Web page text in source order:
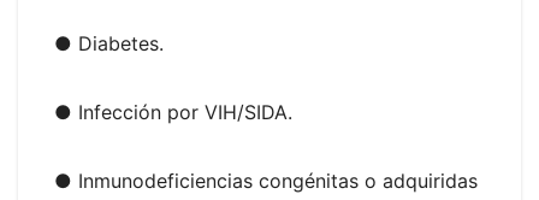
● Diabetes.
● Infección por VIH/SIDA.
● Inmunodeficiencias congénitas o adquiridas